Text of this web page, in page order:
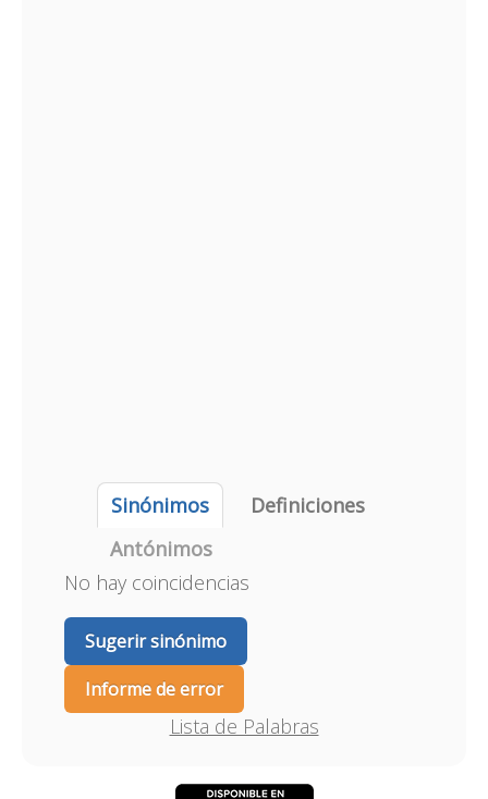
Sinónimos
Definiciones
Antónimos
No hay coincidencias
Sugerir sinónimo
Informe de error
Lista de Palabras